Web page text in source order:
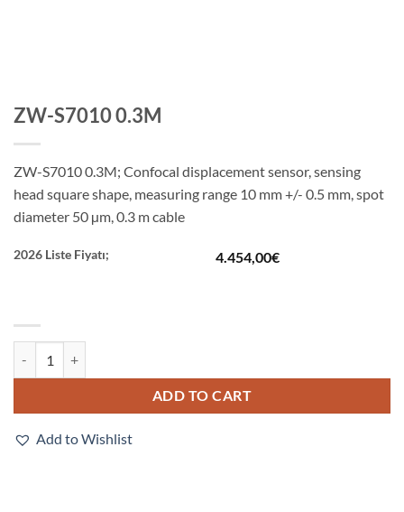
ZW-S7010 0.3M
ZW-S7010 0.3M; Confocal displacement sensor, sensing
head square shape, measuring range 10 mm +/- 0.5 mm, spot
diameter 50 µm, 0.3 m cable
2026 Liste Fiyatı; 4.454,00€
ADD TO CART
Add to Wishlist